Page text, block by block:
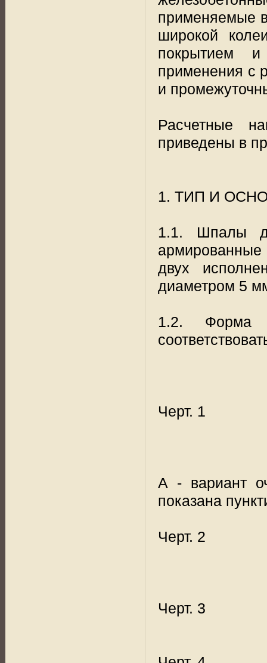
применяемые
широкой
покрытием
применения с
и
Расчетные
приведены в
1. ТИП И
1.1. Шпалы
армированные
двух
диаметром 5
1.2. Форма
Черт. 1
А - вариант
показана
Черт. 2
Черт. 3